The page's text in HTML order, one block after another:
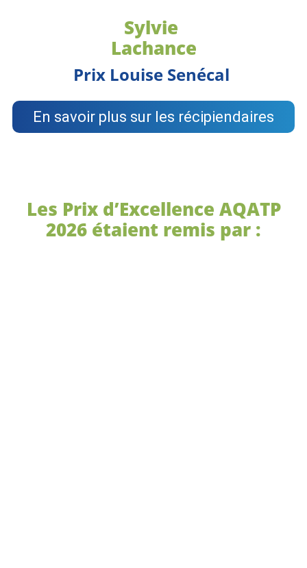
Sylvie
Lachance
Prix Louise Senécal
En savoir plus sur les récipiendaires
Les Prix d’Excellence AQATP
2026 étaient remis par :